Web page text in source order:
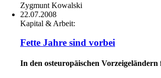
Zygmunt Kowalski
22.07.2008
Kapital & Arbeit:
Fette Jahre sind vorbei
In den osteuropäischen